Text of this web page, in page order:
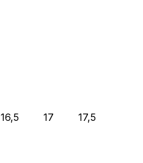
16,5 17 17,5